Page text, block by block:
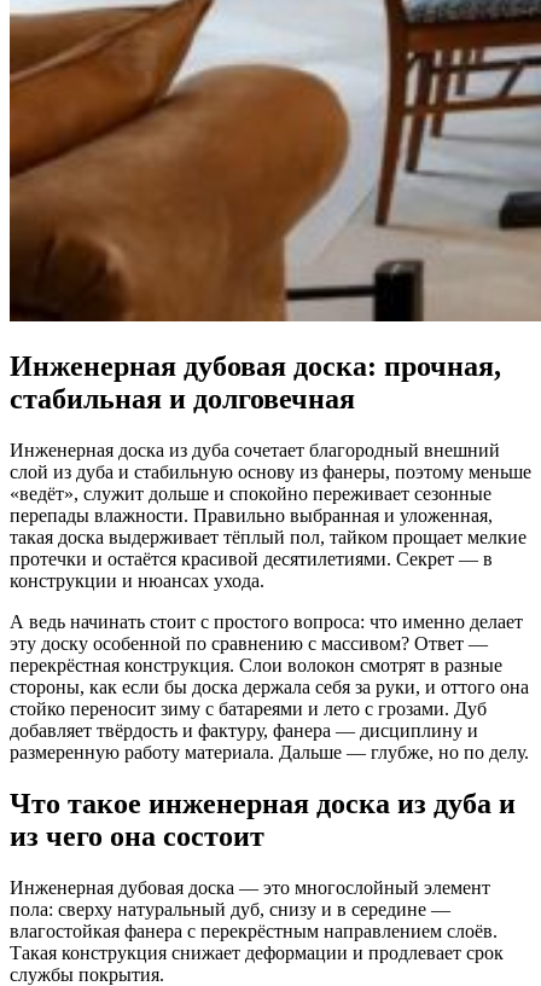
Инженерная дубовая доска: прочная,
стабильная и долговечная
Инженерная доска из дуба сочетает благородный внешний
слой из дуба и стабильную основу из фанеры, поэтому меньше
«ведёт», служит дольше и спокойно переживает сезонные
перепады влажности. Правильно выбранная и уложенная,
такая доска выдерживает тёплый пол, тайком прощает мелкие
протечки и остаётся красивой десятилетиями. Секрет — в
конструкции и нюансах ухода.
А ведь начинать стоит с простого вопроса: что именно делает
эту доску особенной по сравнению с массивом? Ответ —
перекрёстная конструкция. Слои волокон смотрят в разные
стороны, как если бы доска держала себя за руки, и оттого она
стойко переносит зиму с батареями и лето с грозами. Дуб
добавляет твёрдость и фактуру, фанера — дисциплину и
размеренную работу материала. Дальше — глубже, но по делу.
Что такое инженерная доска из дуба и
из чего она состоит
Инженерная дубовая доска — это многослойный элемент
пола: сверху натуральный дуб, снизу и в середине —
влагостойкая фанера с перекрёстным направлением слоёв.
Такая конструкция снижает деформации и продлевает срок
службы покрытия.